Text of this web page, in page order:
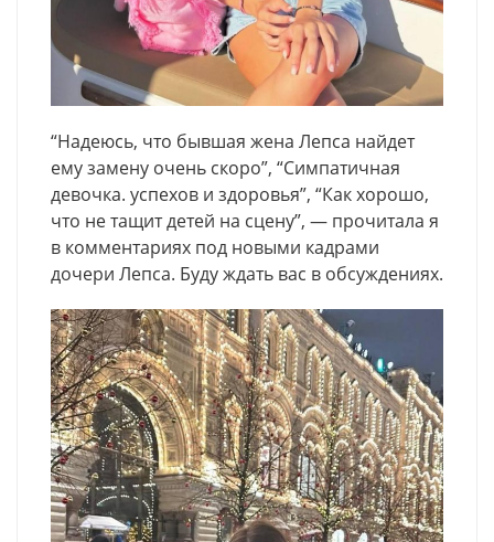
“Надеюсь, что бывшая жена Лепса найдет
ему замену очень скоро”, “Симпатичная
девочка. успехов и здоровья”, “Как хорошо,
что не тащит детей на сцену”, — прочитала я
в комментариях под новыми кадрами
дочери Лепса. Буду ждать вас в обсуждениях.